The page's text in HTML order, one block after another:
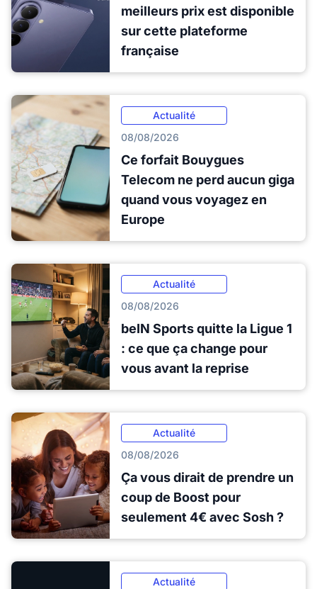
meilleurs prix est disponible
sur cette plateforme
française
Actualité
08/08/2026
Ce forfait Bouygues
Telecom ne perd aucun giga
quand vous voyagez en
Europe
Actualité
08/08/2026
beIN Sports quitte la Ligue 1
: ce que ça change pour
vous avant la reprise
Actualité
08/08/2026
Ça vous dirait de prendre un
coup de Boost pour
seulement 4€ avec Sosh ?
Actualité